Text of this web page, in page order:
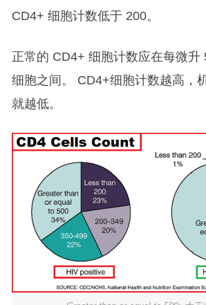
CD4+ 细胞计数低于 200。
正常的 CD4+ 细胞计数应在每微升
细胞之间。 CD4+细胞计数越高，
就越低。